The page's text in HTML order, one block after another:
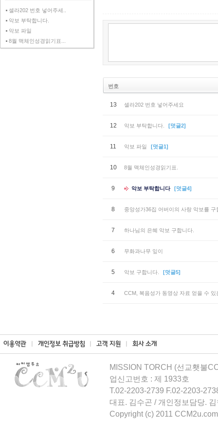
셀라202 번호 넣어주세..
악보 부탁합니다.
악보 파일
8월 맥체인성경읽기표...
번호
13 셀라202 번호 넣어주세요
12 악보 부탁합니다. [덧글2]
11 악보 파일 [덧글1]
10 8월 맥체인성경읽기표.
9 악보 부탁합니다 [덧글4]
8 중앙성가36집 어버이의 사랑 악보를 구
7 하나님의 은혜 악보 구합니다.
6 무화과나무 잎이
5 악보 구합니다. [덧글5]
4 CCM, 복음성가 동영상 자료 얻을 수 있
MISSION TORCH (선교횃불
업신고번호 : 제 1933호
T.02-2203-2739 F.02-2203-
대표. 김수곤 / 개인정보담당.
Copyright (c) 2011